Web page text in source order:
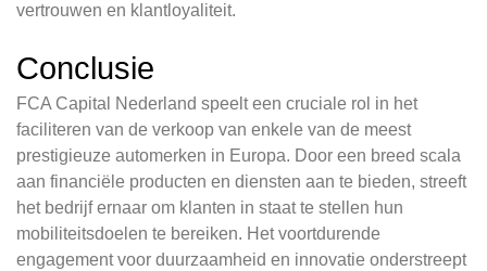
vertrouwen en klantloyaliteit.
Conclusie
FCA Capital Nederland speelt een cruciale rol in het
faciliteren van de verkoop van enkele van de meest
prestigieuze automerken in Europa. Door een breed scala
aan financiële producten en diensten aan te bieden, streeft
het bedrijf ernaar om klanten in staat te stellen hun
mobiliteitsdoelen te bereiken. Het voortdurende
engagement voor duurzaamheid en innovatie onderstreept